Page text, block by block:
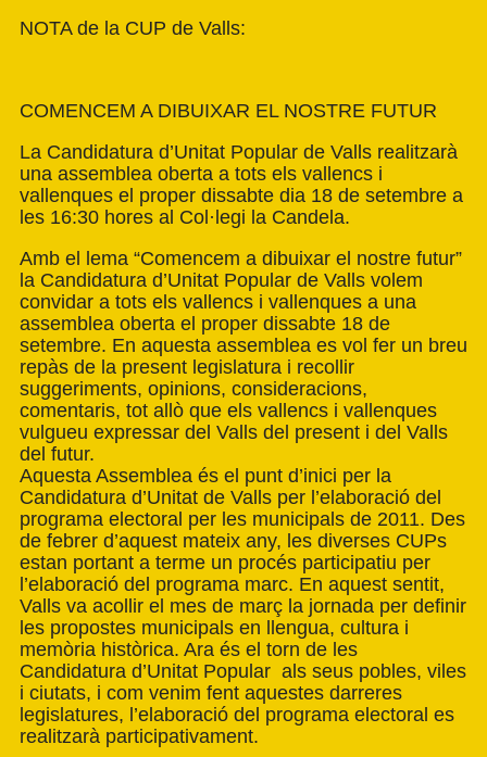
NOTA de la CUP de Valls:
COMENCEM A DIBUIXAR EL NOSTRE FUTUR
La Candidatura d’Unitat Popular de Valls realitzarà
una assemblea oberta a tots els vallencs i
vallenques el proper dissabte dia 18 de setembre a
les 16:30 hores al Col·legi la Candela.
Amb el lema “Comencem a dibuixar el nostre futur”
la Candidatura d’Unitat Popular de Valls volem
convidar a tots els vallencs i vallenques a una
assemblea oberta el proper dissabte 18 de
setembre. En aquesta assemblea es vol fer un breu
repàs de la present legislatura i recollir
suggeriments, opinions, consideracions,
comentaris, tot allò que els vallencs i vallenques
vulgueu expressar del Valls del present i del Valls
del futur.
Aquesta Assemblea és el punt d’inici per la
Candidatura d’Unitat de Valls per l’elaboració del
programa electoral per les municipals de 2011. Des
de febrer d’aquest mateix any, les diverses CUPs
estan portant a terme un procés participatiu per
l’elaboració del programa marc. En aquest sentit,
Valls va acollir el mes de març la jornada per definir
les propostes municipals en llengua, cultura i
memòria històrica. Ara és el torn de les
Candidatura d’Unitat Popular als seus pobles, viles
i ciutats, i com venim fent aquestes darreres
legislatures, l’elaboració del programa electoral es
realitzarà participativament.